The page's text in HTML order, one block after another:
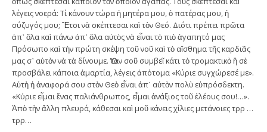
λέγεις νοερά: Τί κάνουν τώρα ἡ μητέρα μου, ὁ πατέρας μου, ἡ
σύζυγός μου; Ἔτσι νὰ σκέπτεσαι καὶ τὸν Θεό. Διότι πρέπει πρῶτα
ἀπ᾿ ὅλα καὶ πάνω ἀπ᾿ ὅλα αὐτὸς νὰ εἶναι τὸ πιὸ ἀγαπητό μας
Πρόσωπο καὶ τὴν πρώτη σκέψη τοῦ νοῦ καὶ τὸ αἴσθημα τῆς καρδιᾶς
μας σ᾿ αὐτὸν νὰ τὰ δίνουμε. Ὅταν σοῦ συμβεῖ κάτι τὸ τρομακτικὸ ἢ σὲ
προσβάλει κάποια ἁμαρτία, λέγεις ἀπότομα «Κύριε συγχώρεσέ με».
Αὐτὴ ἡ ἀναφορά σου στὸν Θεὸ εἶναι ἀπ᾿ αὐτὸν πολὺ εὐπρόσδεκτη.
«Κύριε εἶμαι ἕνας παλιάνθρωπος, εἶμαι ἀνάξιος τοῦ ἐλέους σου!…».
Ἀπὸ τὴν ἄλλη πλευρά, κάθεσαι καὶ μοῦ κάνεις χίλιες μετάνοιες τρρ …
τρρ…